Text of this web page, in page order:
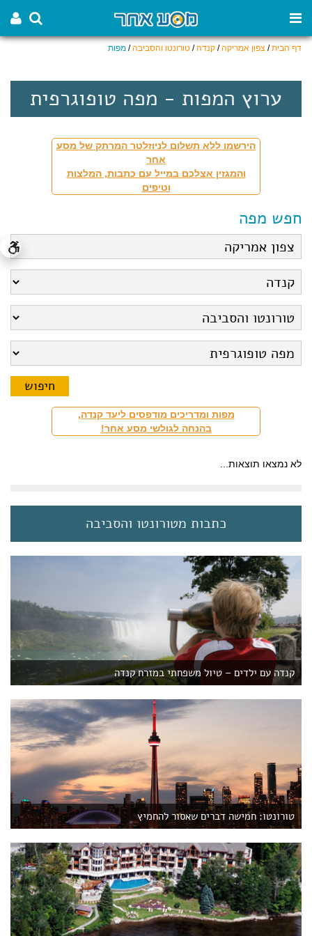
דף הבית/ צפון אמריקה/ קנדה/ טורונטו והסביבה/ מפות
ערוץ המפות - מפה טופוגרפית
הירשמו ללא תשלום לניוזלטר המרתק של מסע
אחר
והמגזין אצלכם במייל עם כתבות, המלצות
וטיפים
חפש מפה
מפות ומדריכים מודפסים ליעד קנדה,
בהנחה לגולשי מסע אחר!
לא נמצאו תוצאות...
כתבות מטורונטו והסביבה
קנדה עם ילדים – טיול משפחתי במזרח קנדה
טורונטו: חמישה דברים שאסור להחמיץ